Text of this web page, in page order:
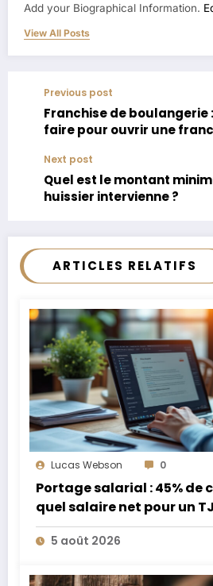
Add your Biographical Information.
View All Posts
Previous post
Franchise de boulangerie
faire pour ouvrir une
Next post
Quel est le montant
huissier intervienne ?
ARTICLES RELATIFS
Lucas Webson 0
Portage salarial : 45% de
quel salaire net pour un
euros ?
5 août 2026